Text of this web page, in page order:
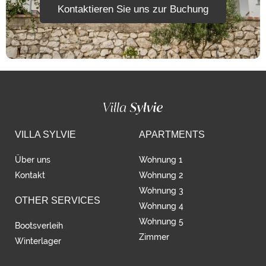
Kontaktieren Sie uns zur Buchung
VILLA SYLVIE
Über uns
Kontakt
OTHER SERVICES
Bootsverleih
Winterlager
APARTMENTS
Wohnung 1
Wohnung 2
Wohnung 3
Wohnung 4
Wohnung 5
Zimmer